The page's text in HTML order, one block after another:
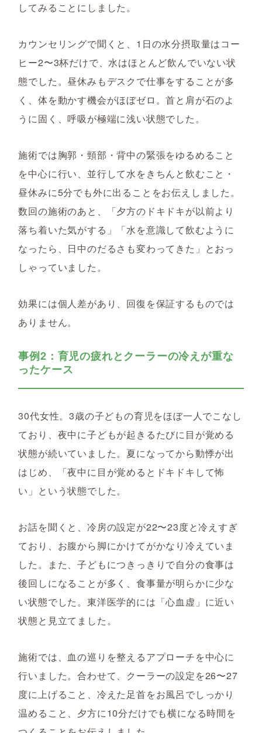
してみることにしました。
カウンセリングで聞くと、1日の水分摂取量はコー
ヒー2〜3杯だけで、水はほとんど飲んでいない状
態でした。昼休みもデスクで仕事をすることが多
く、体を動かす機会がほぼゼロ。首と肩が石のよ
うに固く、呼吸が極端に浅い状態でした。
施術では胸郭・頸部・背中の緊張をゆるめること
を中心に行い、並行して水をきちんと飲むこと・
昼休みに5分でも外に出ることをお伝えしました。
数回の施術のあと、「夕方のドキドキが以前より
落ち着いた気がする」「水を意識して飲むように
なったら、日中のだるさも変わってきた」とおっ
しゃっていました。
効果には個人差があり、回復を保証するものでは
ありません。
事例2：育児の疲れとクーラーの冷えが重な
ったケース
30代女性。3歳の子どもの育児をほぼ一人でこなし
ており、夜中に子どもが起きるたびに目が覚める
状態が続いていました。夏になってから動悸が出
はじめ、「夜中に目が覚めるとドキドキして怖
い」という状態でした。
お話を聞くと、冷房の設定が22〜23度と冷えすぎ
ており、お腹から脚にかけてがかなり冷えていま
した。また、子どもにつきっきりで自分の食事は
後回しになることが多く、食事量が明らかに少な
い状態でした。東洋医学的には「心血虚」に近い
状態と見立てました。
施術では、血の巡りを整えるアプローチを中心に
行いました。合わせて、クーラーの設定を26〜27
度に上げること、冷えた足首をお風呂でしっかり
温めること、夕方に10分だけでも横になる時間を